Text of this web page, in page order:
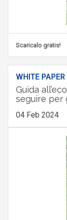
Scaricalo gratis!
WHITE PAPER
Guida
seguire per
04 Feb 2024